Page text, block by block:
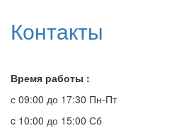
Контакты
Время работы :
с 09:00 до 17:30 Пн-Пт
c 10:00 до 15:00 Сб